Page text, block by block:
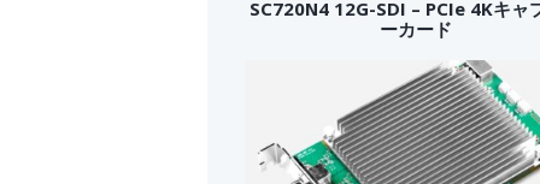
SC720N4 12G-SDI – PCIe 4Kキャ
ーカード